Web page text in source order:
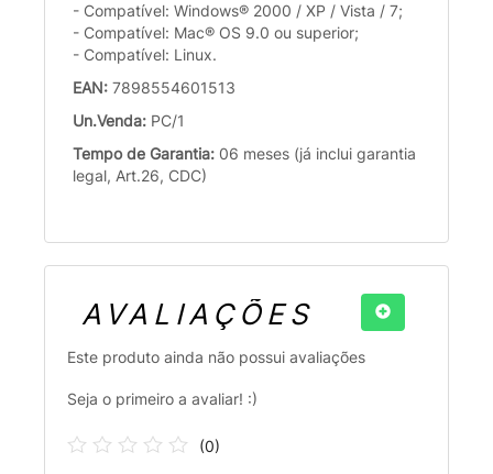
- Compatível: Windows® 2000 / XP / Vista / 7;
- Compatível: Mac® OS 9.0 ou superior;
- Compatível: Linux.
EAN: 7898554601513
Un.Venda: PC/1
Tempo de Garantia: 06 meses (já inclui garantia
legal, Art.26, CDC)
AVALIAÇÕES
Este produto ainda não possui avaliações
Seja o primeiro a avaliar! :)
(0)